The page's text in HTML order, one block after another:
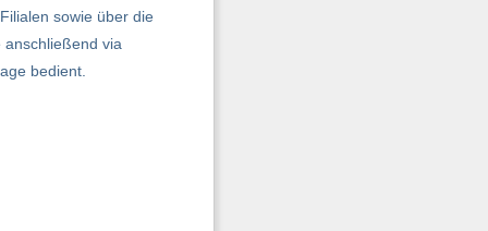
sowie über die
via
bedient.